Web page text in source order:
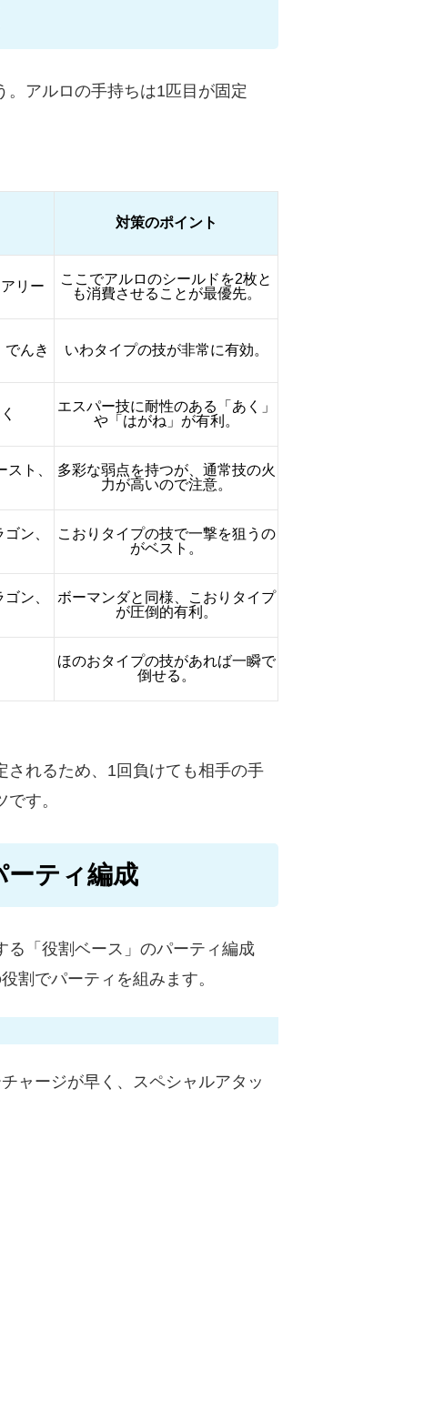
。アルロの手持ちは1匹目が固定
対策のポイント
リー
ここでアルロのシールドを2枚と
も消費させることが最優先。
でんき いわタイプの技が非常に有効。
エスパー技に耐性のある「あく」
や「はがね」が有利。
ト、
多彩な弱点を持つが、通常技の火
力が高いので注意。
ン、
こおりタイプの技で一撃を狙うの
がベスト。
ン、
ボーマンダと同様、こおりタイプ
が圧倒的有利。
ほのおタイプの技があれば一瞬で
倒せる。
れるため、1回負けても相手の手
す。
ーティ編成
る「役割ベース」のパーティ編成
割でパーティを組みます。
ャージが早く、スペシャルアタッ